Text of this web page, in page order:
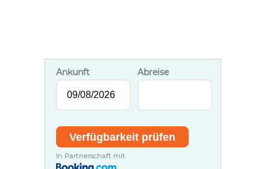
Ankunft Abreise
In Partnerschaft mit